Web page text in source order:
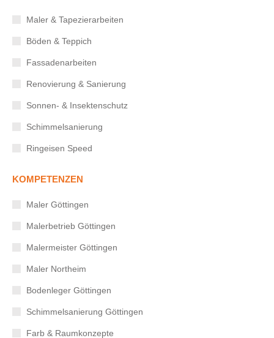
Maler & Tapezierarbeiten
Böden & Teppich
Fassadenarbeiten
Renovierung & Sanierung
Sonnen- & Insektenschutz
Schimmelsanierung
Ringeisen Speed
KOMPETENZEN
Maler Göttingen
Malerbetrieb Göttingen
Malermeister Göttingen
Maler Northeim
Bodenleger Göttingen
Schimmelsanierung Göttingen
Farb & Raumkonzepte